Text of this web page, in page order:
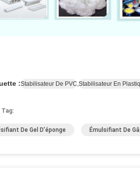
:Stabilisateur De PVC,Stabilisateur En
De Gel D'éponge Émulsifiant De